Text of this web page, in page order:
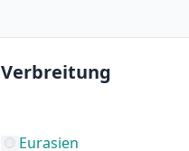
Verbreitung
Eurasien